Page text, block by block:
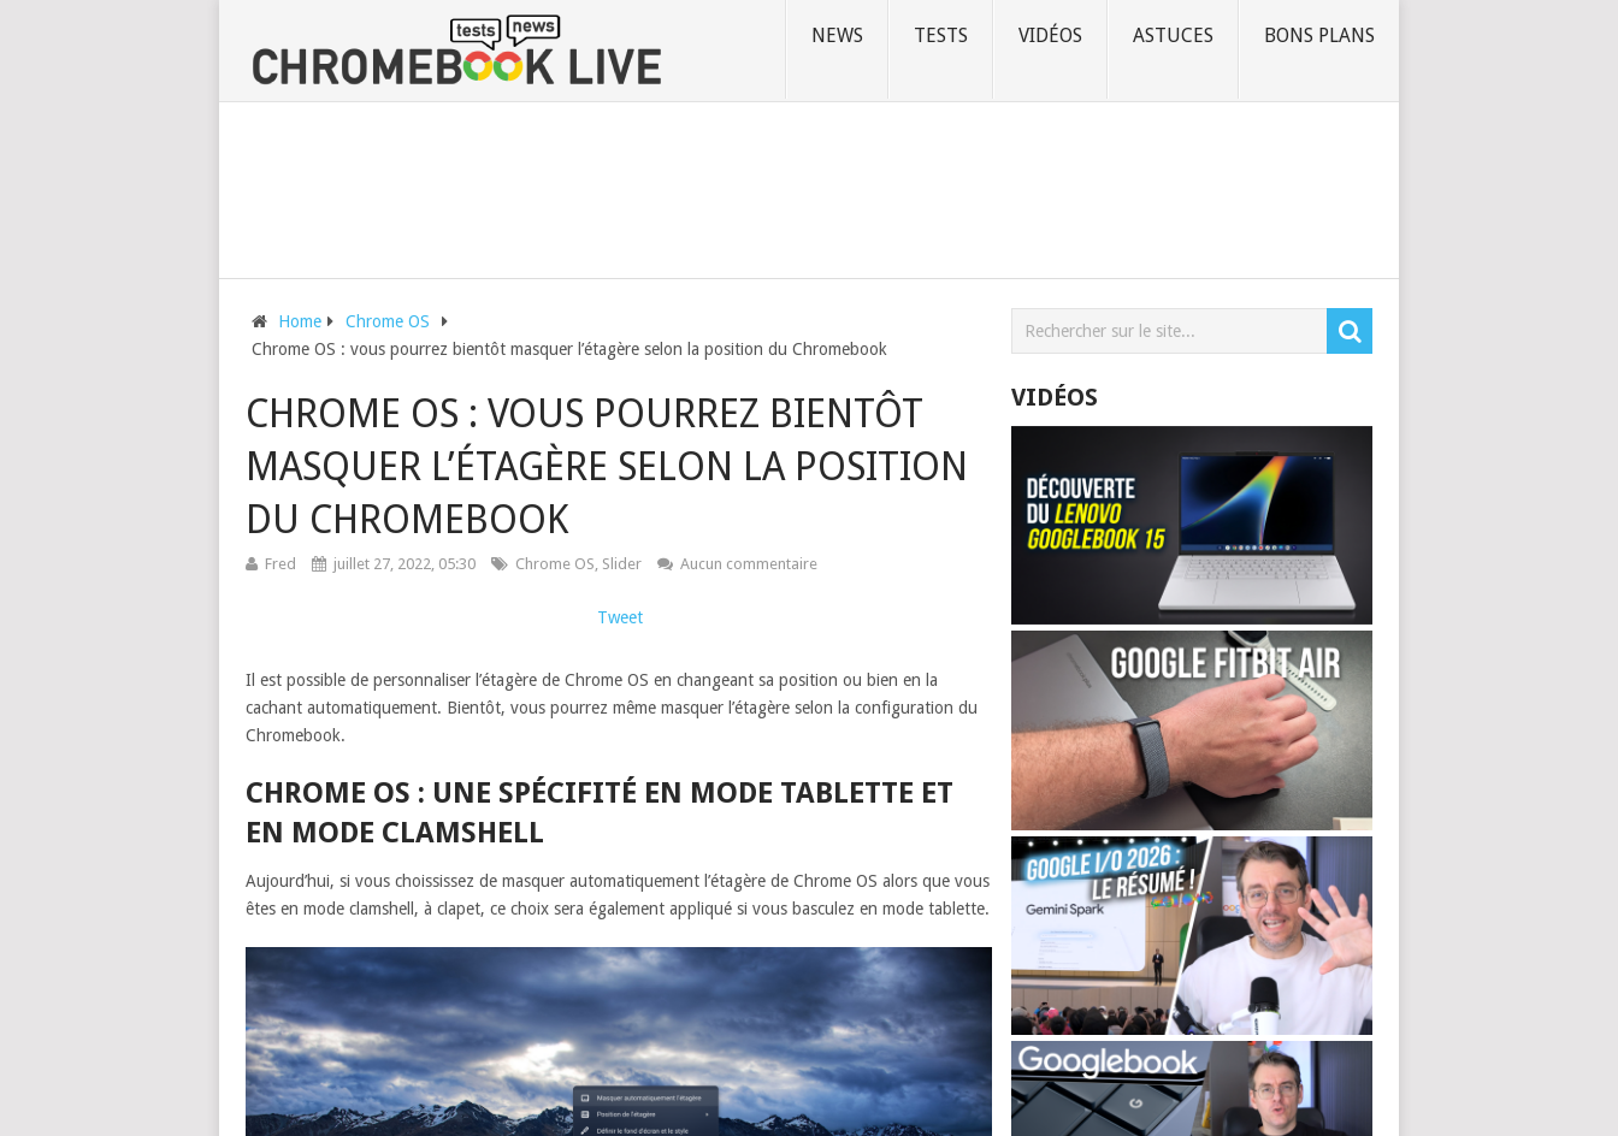
NEWS TESTS VIDÉOS ASTUCES BONS PLANS
Home
Chrome OS
Chrome OS : vous pourrez bientôt masquer l’étagère selon la position du Chromebook
CHROME OS : VOUS POURREZ BIENTÔT
MASQUER L’ÉTAGÈRE SELON LA POSITION
DU CHROMEBOOK
Fred juillet 27, 2022, 05:30 Chrome OS, Slider Aucun commentaire
Tweet
Il est possible de personnaliser l’étagère de Chrome OS en changeant sa position ou bien en la
cachant automatiquement. Bientôt, vous pourrez même masquer l’étagère selon la configuration du
Chromebook.
CHROME OS : UNE SPÉCIFITÉ EN MODE TABLETTE ET
EN MODE CLAMSHELL
Aujourd’hui, si vous choississez de masquer automatiquement l’étagère de Chrome OS alors que vous
êtes en mode clamshell, à clapet, ce choix sera également appliqué si vous basculez en mode tablette.
VIDÉOS